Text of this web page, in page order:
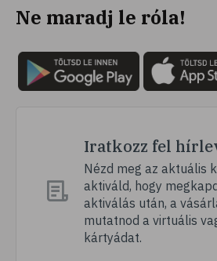
Ne maradj le róla!
Iratkozz fel
Nézd meg az aktuális
aktiváld, hogy
aktiválás után, a
mutatnod a virtuális
kártyádat.